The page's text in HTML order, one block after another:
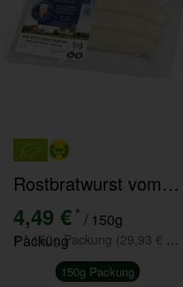
Rostbratwurst vom Geflügel
4,49 € * / 150g
Packung
150g Packung